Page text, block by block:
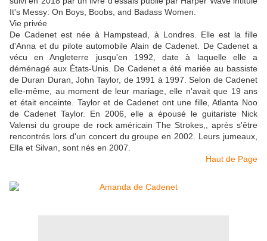
It's Messy: On Boys, Boobs, and Badass Women.
Vie privée
De Cadenet est née à Hampstead, à Londres. Elle est la fille
d'Anna et du pilote automobile Alain de Cadenet. De Cadenet a
vécu en Angleterre jusqu'en 1992, date à laquelle elle a
déménagé aux États-Unis. De Cadenet a été mariée au bassiste
de Duran Duran, John Taylor, de 1991 à 1997. Selon de Cadenet
elle-même, au moment de leur mariage, elle n'avait que 19 ans
et était enceinte. Taylor et de Cadenet ont une fille, Atlanta Noo
de Cadenet Taylor. En 2006, elle a épousé le guitariste Nick
Valensi du groupe de rock américain The Strokes,, après s'être
rencontrés lors d'un concert du groupe en 2002. Leurs jumeaux,
Ella et Silvan, sont nés en 2007.
Haut de Page